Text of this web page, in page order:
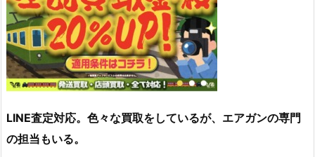
LINE査定対応。色々な買取をしているが、エアガンの専門
の担当もいる。